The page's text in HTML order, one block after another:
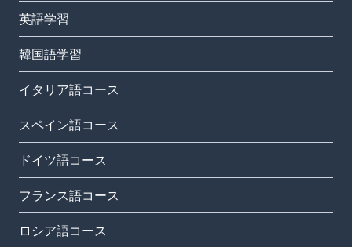
英語学習
韓国語学習
イタリア語コース
スペイン語コース
ドイツ語コース
フランス語コース
ロシア語コース